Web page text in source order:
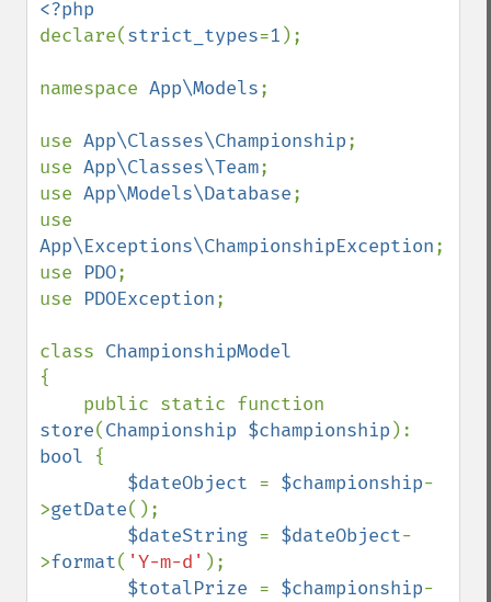
declare(strict_types=1 );
namespace App\Models;
use App\Classes\Championship;
use App\Classes\Team;
use App\Models\Database;
App\Exceptions\ChampionshipException;
use PDO;
use PDOException;
class
{
store(Championship $championship
bool {
$dateObject = $championship-
>getDate();
$dateString = $dateObject-
>format( 'Y-m-d' );
$totalPrize = $championship-